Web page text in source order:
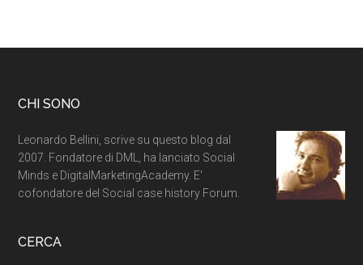
CHI SONO
Leonardo Bellini, scrive su questo blog dal
2007. Fondatore di DML, ha lanciato Social
Minds e DigitalMarketingAcademy. E'
cofondatore del Social case history Forum.
CERCA